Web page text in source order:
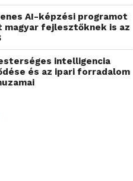
AI-képzési programot
magyar fejlesztőknek is az
intelligencia
és az ipari forradalom